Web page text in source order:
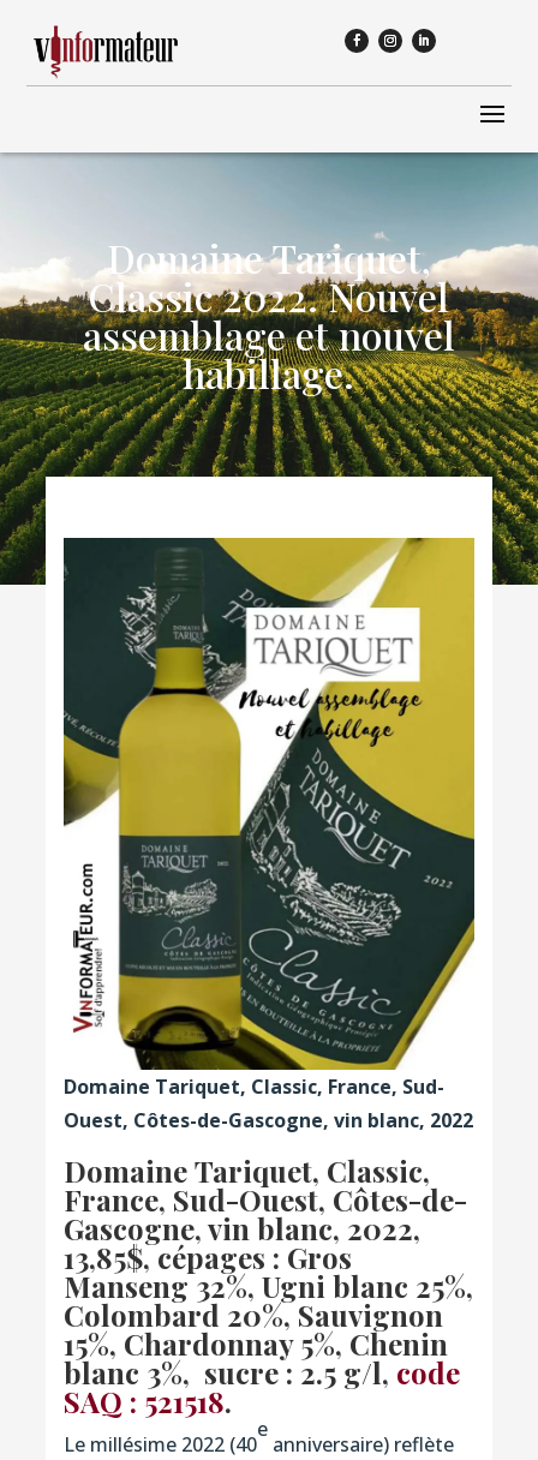
Domaine Tariquet,
Classic 2022. Nouvel
assemblage et nouvel
habillage.
Domaine Tariquet, Classic, France, Sud-
Ouest, Côtes-de-Gascogne, vin blanc, 2022
Domaine Tariquet, Classic,
France, Sud-Ouest, Côtes-de-
Gascogne, vin blanc, 2022,
13,85$, cépages : Gros
Manseng 32%, Ugni blanc 25%,
Colombard 20%, Sauvignon
15%, Chardonnay 5%, Chenin
blanc 3%, sucre : 2.5 g/l, code
SAQ : 521518.
Le millésime 2022 (40
e
anniversaire) reflète